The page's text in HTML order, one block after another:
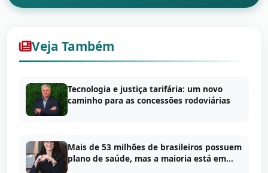
Veja Também
Tecnologia e justiça tarifária: um novo
caminho para as concessões rodoviárias
Mais de 53 milhões de brasileiros possuem
plano de saúde, mas a maioria está em...